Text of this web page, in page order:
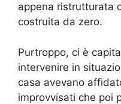
appena ristrutturata
costruita da zero.
Purtroppo, ci è
intervenire in
casa avevano
improvvisati che poi